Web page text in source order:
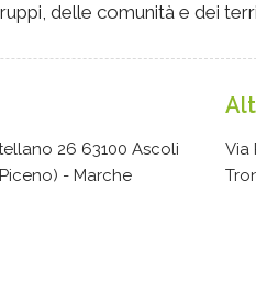
delle comunità e dei
26 63100 Ascoli
- Marche
Via